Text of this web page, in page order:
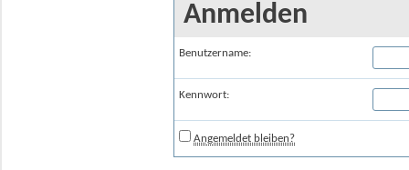
Anmelden
Benutzername:
Kennwort:
Angemeldet bleiben?